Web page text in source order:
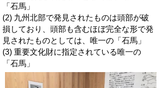
「石馬」
(2) 九州北部で発見されたものは頭部が破
損しており、頭部も含むほぼ完全な形で発
見されたものとしては、唯一の「石馬」
(3) 重要文化財に指定されている唯一の
「石馬」